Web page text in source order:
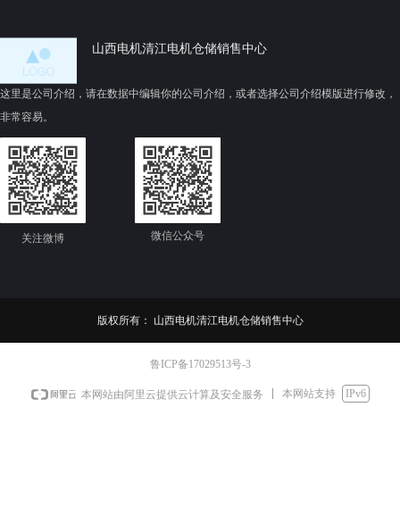
14）制定内控作业指导书。待
验证点：山西电机制造有限公
司新申请的低压铸造模具专利
是否配套更新了外圆精加工参
数
版权所有： 山西电机清江电机仓储销售中心
这里是公司介绍，请在数据中编辑你的公司介绍，或者选择公司介绍模版进行修改，
非常容易。
山西电机清江电机仓储销售中心
微信公众号
关注微博
鲁ICP备17029513号-3
本网站由阿里云提供云计算及安全服务 本网站支持 IPv6